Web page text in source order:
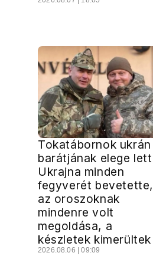
Tokatábornok ukrán
barátjának elege
Ukrajna minden
fegyverét bevetette,
az oroszoknak
mindenre volt
megoldása, a
készletek kimerültek
2026.08.06 | 09:09